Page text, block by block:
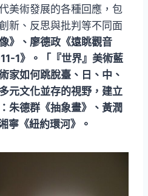
美術發展的各種回應，包
新、反思與批判等不同面
》、廖德政《遠眺觀音
1》。「『世界』美術藍
家如何跳脫臺、日、中、
元文化並存的視野，建立
朱德群《抽象畫》、黃潤
寧《紐約環河》。